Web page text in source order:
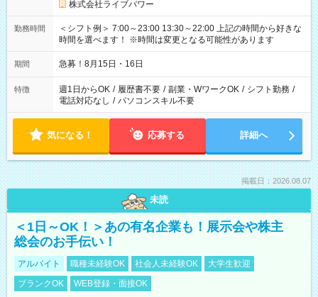
株式会社ライブパワー
勤務時間
＜シフト例＞ 7:00～23:00 13:30～22:00 上記の時間から好きな
時間を選べます！ ※時間は変更となる可能性があります
期間 急募！8月15日・16日
特徴 週1日からOK / 履歴書不要 / 副業・WワークOK / シフト勤務 /
電話対応なし / パソコンスキル不要
気になる！ 応募する 詳細へ
掲載日：2026.08.07
未読
＜1日～OK！＞あの有名企業も！展示会や株主
総会のお手伝い！
アルバイト 職種未経験OK 社会人未経験OK
大学生歓迎
ブランクOK
WEB登録・面接OK